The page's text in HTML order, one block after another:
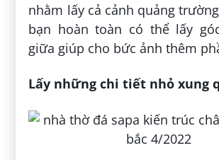
nhằm lấy cả cảnh quảng
bạn hoàn toàn có thể lấy
giữa giúp cho bức ảnh thêm
Lấy những chi tiết nhỏ xung